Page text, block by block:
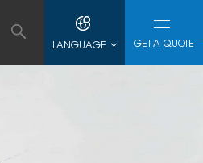
GET A QUOTE
LANGUAGE